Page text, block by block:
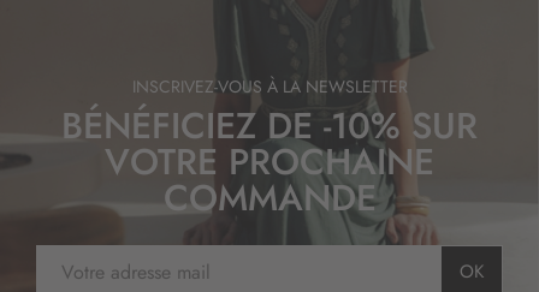
INSCRIVEZ-VOUS À LA NEWSLETTER
BÉNÉFICIEZ DE -10% SUR
VOTRE PROCHAINE
COMMANDE
OK